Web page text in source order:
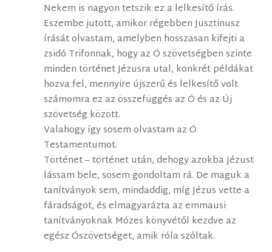
Nekem is nagyon tetszik ez a lelkesítő írás.
Eszembe jutott, amikor régebben Jusztinusz
írását olvastam, amelyben hosszasan kifejti a
zsidó Trifonnak, hogy az Ó szövetségben szinte
minden történet Jézusra utal, konkrét példákat
hozva fel, mennyire újszerű és lelkesítő volt
számomra ez az összefüggés az Ó és az Új
szövetség között.
Valahogy így sosem olvastam az Ó
Testamentumot.
Történet – történet után, dehogy azokba Jézust
lássam bele, sosem gondoltam rá. De maguk a
tanítványok sem, mindaddig, míg Jézus vette a
fáradságot, és elmagyarázta az emmausi
tanítványoknak Mózes könyvétől kezdve az
egész Ószövetséget, amik róla szóltak.